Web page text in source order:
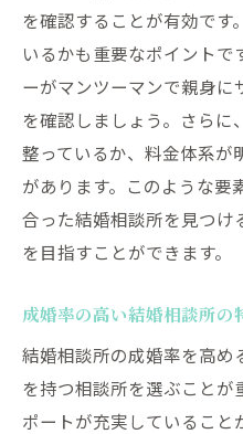
結婚相談所で成婚率
ー活用法
カウンセラーと
カウンセラーに
カウンセラーと
ョン
カウンセラーか
カウンセラーの
カウンセラーと
る
を確認することが有効です
いるかも重要なポイントで
ーがマンツーマンで親身
を確認しましょう。さら
整っているか、料金体系が
があります。このような要
合った結婚相談所を見つけ
を目指すことができます。
成婚率の高い結婚相談所の
結婚相談所の成婚率を高め
を持つ相談所を選ぶことが
ポートが充実していること